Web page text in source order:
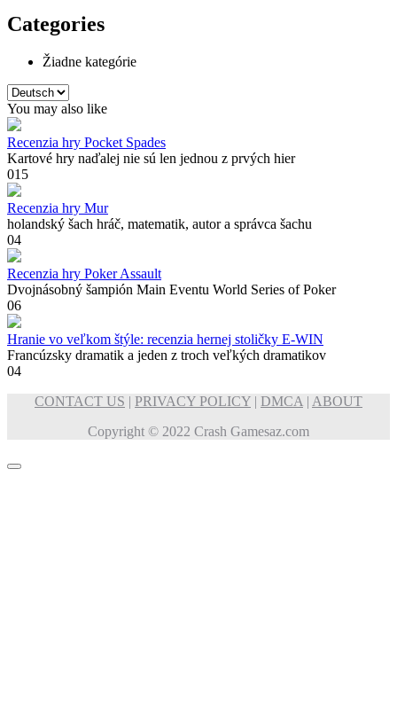
Categories
Žiadne kategórie
Vyberte
jazyk
You may also like
Recenzia hry Pocket Spades
Kartové hry naďalej nie sú len jednou z prvých hier
015
Recenzia hry Mur
holandský šach hráč, matematik, autor a správca šachu
04
Recenzia hry Poker Assault
Dvojnásobný šampión Main Eventu World Series of Poker
06
Hranie vo veľkom štýle: recenzia hernej stoličky E-WIN
Francúzsky dramatik a jeden z troch veľkých dramatikov
04
CONTACT US | PRIVACY POLICY | DMCA | ABOUT
Copyright © 2022 Crash Gamesaz.com